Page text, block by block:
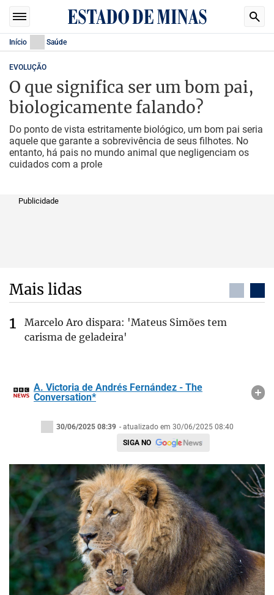
Início Saúde
EVOLUÇÃO
O que significa ser um bom pai,
biologicamente falando?
Do ponto de vista estritamente biológico, um bom pai seria
aquele que garante a sobrevivência de seus filhotes. No
entanto, há pais no mundo animal que negligenciam os
cuidados com a prole
Publicidade
Mais lidas
Marcelo Aro dispara: 'Mateus Simões tem
carisma de geladeira'
A. Victoria de Andrés Fernández - The
Conversation*
30/06/2025 08:39 - atualizado em 30/06/2025 08:40
SIGA NO